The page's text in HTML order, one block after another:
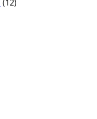
(12)